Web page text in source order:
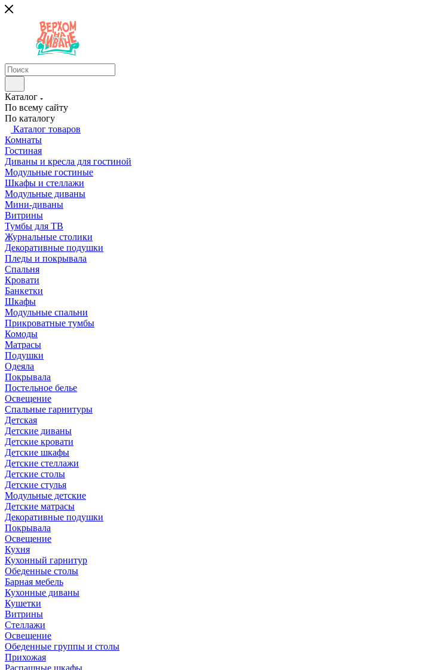
Каталог
По всему сайту
По каталогу
Каталог товаров
Комнаты
Гостиная
Диваны и кресла для гостиной
Модульные гостиные
Шкафы и стеллажи
Модульные диваны
Мини-диваны
Витрины
Тумбы для ТВ
Журнальные столики
Декоративные подушки
Пледы и покрывала
Спальня
Кровати
Банкетки
Шкафы
Модульные спальни
Прикроватные тумбы
Комоды
Матрасы
Подушки
Одеяла
Покрывала
Постельное белье
Освещение
Спальные гарнитуры
Детская
Детские диваны
Детские кровати
Детские шкафы
Детские стеллажи
Детские столы
Детские стулья
Модульные детские
Детские матрасы
Декоративные подушки
Покрывала
Освещение
Кухня
Кухонный гарнитур
Обеденные столы
Барная мебель
Кухонные диваны
Кушетки
Витрины
Стеллажи
Освещение
Обеденные группы и столы
Прихожая
Распашные шкафы